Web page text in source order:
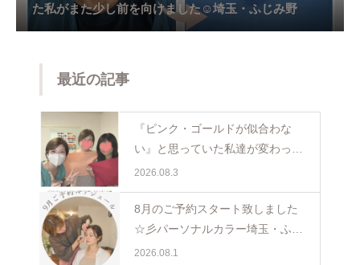
た私がまた少し前を向けました☺️埼玉・ふじみ野
最近の記事
『ピンク・ゴールドが似合わな
い』と思っていた私達が変わった
日。親子で体験パーソナルカラー
2026.08.3
8月のご予約スタート致しました
☆彡パーソナルカラー埼玉・ふじ
み野
2026.08.1